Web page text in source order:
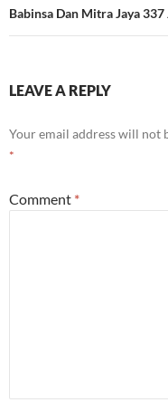
Babinsa Dan Mitra Jaya
LEAVE A REPLY
Your email address will not
*
Comment *